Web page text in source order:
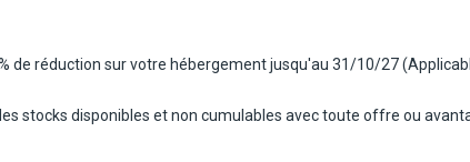
de réduction sur votre hébergement jusqu'au 31/10/27
stocks disponibles et non cumulables avec toute offre ou